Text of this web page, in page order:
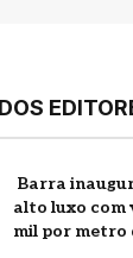
Barra
alto luxo com
mil por metro